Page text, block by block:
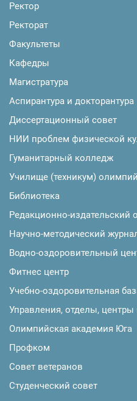
Ректор
Ректорат
Факультеты
Кафедры
Магистратура
Аспирантура и докторантура
Диссертационный совет
НИИ проблем физической
Гуманитарный колледж
Училище (техникум)
Библиотека
Редакционно-издательский
Научно-методический
Водно-оздоровительный
Фитнес центр
Учебно-оздоровительная
Управления, отделы,
Олимпийская академия Юга
Профком
Совет ветеранов
Студенческий совет